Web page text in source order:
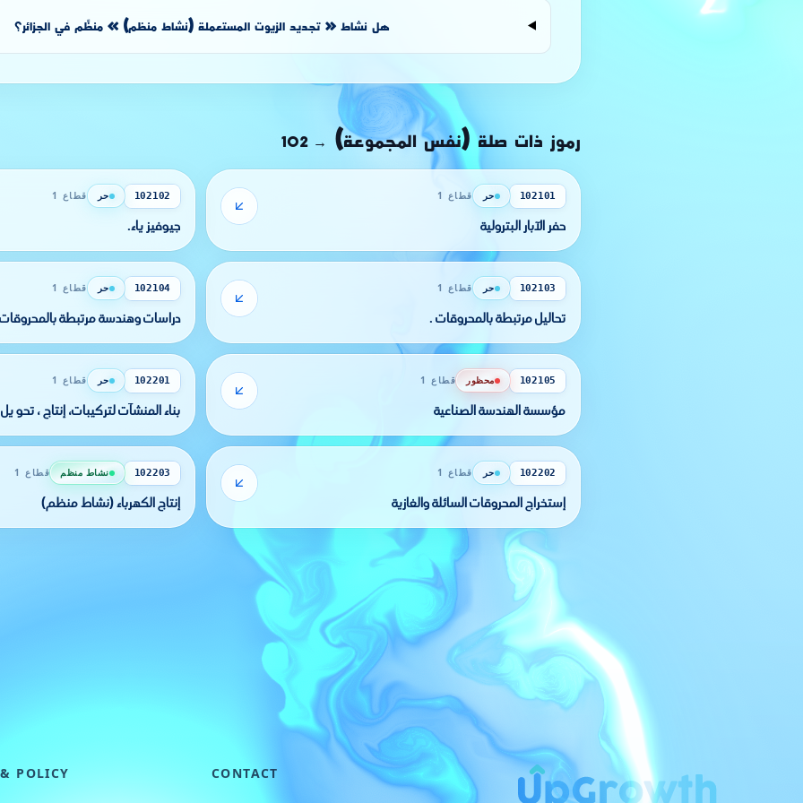
هل نشاط « تجديد الزيوت المستعملة (نشاط منظم) » منظَّم في الجزائر؟
رموز ذات صلة (نفس المجموعة) →
102
102101 حر قطاع 1
حفر الآبار البترولية
102102 حر قطاع 1
جيوفيز ياء.
102103 حر قطاع 1
تحاليل مرتبطة بالمحروقات .
102104 حر قطاع 1
دراسات وهندسة مرتبطة بالمحروقات
102105 محظور قطاع 1
مؤسسة الهندسة الصناعية
102201 حر قطاع 1
بناء المنشآت لتركيبات، إنتاج ، تحو
102202 حر قطاع 1
إستخراج المحروقات السائلة والغازية
102203 نشاط منظم قطاع 1
إنتاج الكهرباء (نشاط منظم)
CONTACT
POLICY